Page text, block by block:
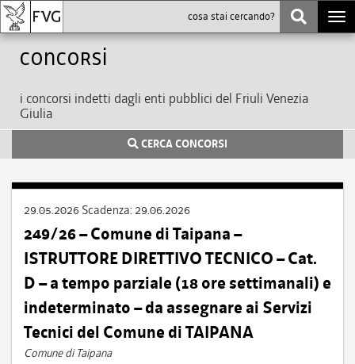
Concorsi
i concorsi indetti dagli enti pubblici del Friuli Venezia
Giulia
CERCA CONCORSI
29.05.2026 Scadenza: 29.06.2026
249/26 – Comune di Taipana –
ISTRUTTORE DIRETTIVO TECNICO – Cat.
D – a tempo parziale (18 ore settimanali) e
indeterminato – da assegnare ai Servizi
Tecnici del Comune di TAIPANA
Comune di Taipana